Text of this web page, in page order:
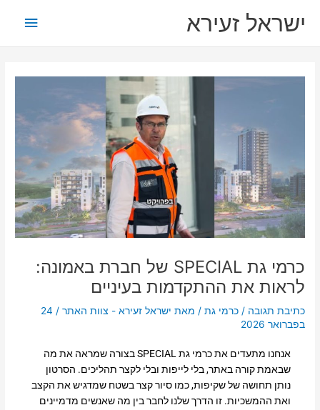
לתוכןישראל זעירא
ראשי
כרמי גת SPECIAL של חברת באמונה:
לראות את ההתקדמות בעיניים
כתיבת תגובה /כרמי גת / מאת ישראל זעירא - צוות האתר/
24
בפברואר 2026
אנחנו מתעדים את כרמי גת SPECIAL בצורה שמראה את מה
שבאמת קורה באתר, בלי לייפות ובלי לקצר תהליכים. הסרטון
נותן תחושה של שקיפות, כמו סיור קצר בשטח שמדגיש את הקצב
ואת ההמשכיות. זו הדרך שלנו לחבר בין מה שאנשים מדמיינים